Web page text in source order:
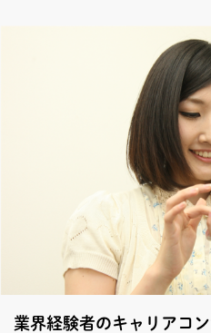
業界経験者のキャリアコ